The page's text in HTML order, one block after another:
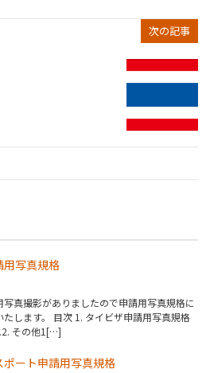
次の記事
用写真規格
写真撮影がありましたので申請用写真規格に
たします。 目次 1. タイビザ申請用写真規格
その他1[…]
ポート申請用写真規格